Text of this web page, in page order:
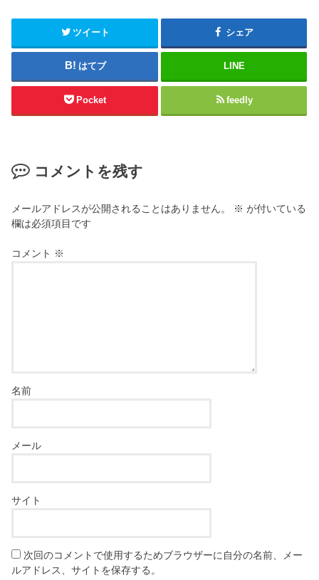
し
ィ
で
ま
さ
い
(
新
い
ィ
ン
ド
ウ
)
ツイート シェア
はてブ LINE
Pocket feedly
コメントを残す
メールアドレスが公開されることはありません。 ※ が付いている
欄は必須項目です
コメント ※
名前
メール
サイト
次回のコメントで使用するためブラウザーに自分の名前、メー
ルアドレス、サイトを保存する。